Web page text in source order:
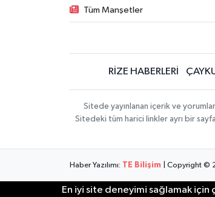
Tüm Manşetler
RİZE HABERLERİ
Sitede yayınlanan içerik ve
Sitedeki tüm harici linkler ayrı bir
Haber Yazılımı: TE Bilişim | Copyright ©
En iyi site deneyimi sağlamak